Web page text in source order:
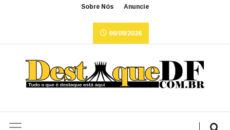
Sobre Nós Anuncie
06/08/2026